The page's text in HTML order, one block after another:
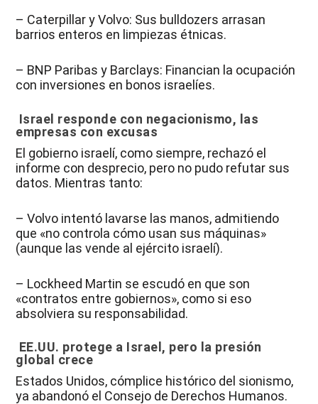
– Caterpillar y Volvo: Sus bulldozers arrasan
barrios enteros en limpiezas étnicas.
– BNP Paribas y Barclays: Financian la ocupación
con inversiones en bonos israelíes.
Israel responde con negacionismo, las
empresas con excusas
El gobierno israelí, como siempre, rechazó el
informe con desprecio, pero no pudo refutar sus
datos. Mientras tanto:
– Volvo intentó lavarse las manos, admitiendo
que «no controla cómo usan sus máquinas»
(aunque las vende al ejército israelí).
– Lockheed Martin se escudó en que son
«contratos entre gobiernos», como si eso
absolviera su responsabilidad.
EE.UU. protege a Israel, pero la presión
global crece
Estados Unidos, cómplice histórico del sionismo,
ya abandonó el Consejo de Derechos Humanos.